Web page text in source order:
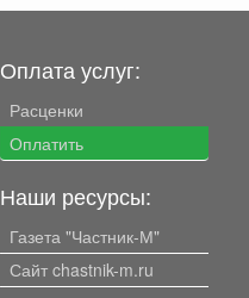
Оплата услуг:
Расценки
Оплатить
Наши ресурсы:
Газета "Частник-М"
Сайт chastnik-m.ru